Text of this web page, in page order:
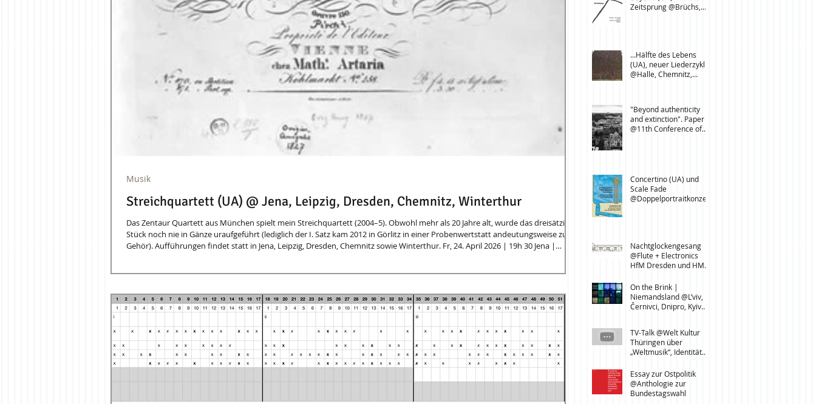
Streichquartett (UA) @ Jena, Leipzig, Dresden, Chemnitz, Winterthur
Das Zentaur Quartett aus München spielt mein Streichquartett (2004–5). Obwohl mehr als 20 Jahre alt, wurde das dreisätzige
Stück noch nie in Gänze uraufgeführt (lediglich der I. Satz kam 2012 in Görlitz in einer Probenwertstatt andeutungsweise zu
Gehör). Aufführungen findet statt in Jena, Leipzig, Dresden, Chemnitz sowie Winterthur. Fr, 24. April 2026 | 19h 30 Jena |
Musik
Zeitsprung @Brüchs,
…Hälfte des Lebens
(UA), neuer Liederzyklus
@Halle, Chemnitz,
"Beyond authenticity
and extinction". Paper
@11th Conference of
Concertino (UA) und
Scale Fade
@Doppelportraitkonzert
Nachtglockengesang
@Flute + Electronics
HfM Dresden und HMT
On the Brink |
Niemandsland @L’viv,
Černivci, Dnipro, Kyïv
TV-Talk @Welt Kultur
Thüringen über
„Weltmusik“, Identität
Lehrstuhl für
Transcultural Music
Studies
Essay zur Ostpolitik
@Anthologie zur
Bundestagswahl